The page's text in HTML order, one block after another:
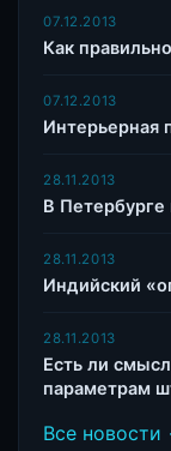
07.12.2013
Как
07.12.2013
Интерьерная
28.11.2013
В
28.11.2013
Индийский
28.11.2013
Есть ли
параметрам
Все новости